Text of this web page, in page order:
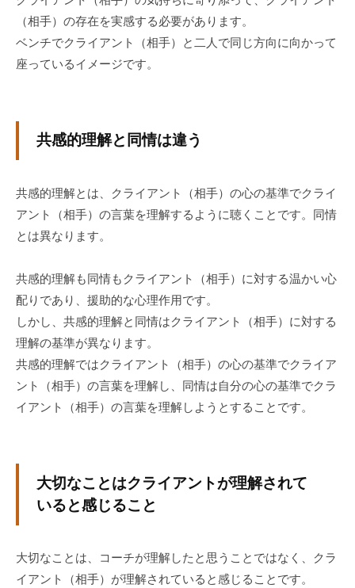
に
ご
相
い
（相手）の存在を実感する必要があります。
ベンチでクライアント（相手）と二人で同じ方向に向かって
座っているイメージです。
共感的理解と同情は違う
共感的理解とは、クライアント（相手）の心の基準でクライ
アント（相手）の言葉を理解するように聴くことです。同情
とは異なります。
共感的理解も同情もクライアント（相手）に対する温かい心
配りであり、援助的な心理作用です。
しかし、共感的理解と同情はクライアント（相手）に対する
理解の基準が異なります。
共感的理解ではクライアント（相手）の心の基準でクライア
ント（相手）の言葉を理解し、同情は自分の心の基準でクラ
イアント（相手）の言葉を理解しようとすることです。
大切なことはクライアントが理解されて
いると感じること
大切なことは、コーチが理解したと思うことではなく、クラ
イアント（相手）が理解されていると感じることです。